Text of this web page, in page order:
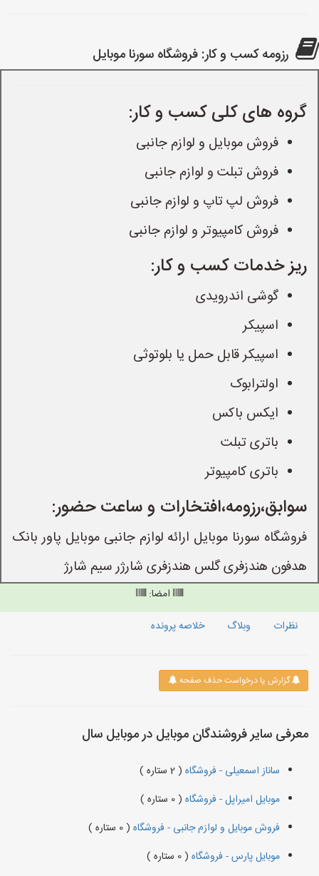
رزومه کسب و کار: فروشگاه سورنا موبایل
گروه های کلی کسب و کار:
فروش موبایل و لوازم جانبی
فروش تبلت و لوازم جانبی
فروش لپ تاپ و لوازم جانبی
فروش کامپیوتر و لوازم جانبی
ریز خدمات کسب و کار:
گوشی اندرویدی
اسپیکر
اسپیکر قابل حمل یا بلوتوثی
اولترابوک
ایکس باکس
باتری تبلت
باتری کامپیوتر
سوابق،رزومه،افتخارات و ساعت حضور:
فروشگاه سورنا موبایل ارائه لوازم جانبی موبایل پاور بانک
هدفون هندزفری گلس هندزفری شارژر سیم شارژ
امضا:
نظرات
وبلاگ خلاصه پرونده
گزارش یا درخواست حذف صفحه
معرفی سایر فروشندگان موبایل در موبایل سال
ساناز اسمعیلی - فروشگاه ( 2 ستاره )
موبایل امیراپل - فروشگاه ( 0 ستاره )
فروش موبایل و لوازم جانبی - فروشگاه ( 0 ستاره )
موبایل پارس - فروشگاه ( 0 ستاره )